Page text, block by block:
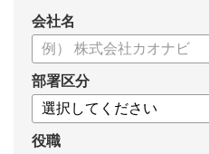
会社名
部署区分
役職